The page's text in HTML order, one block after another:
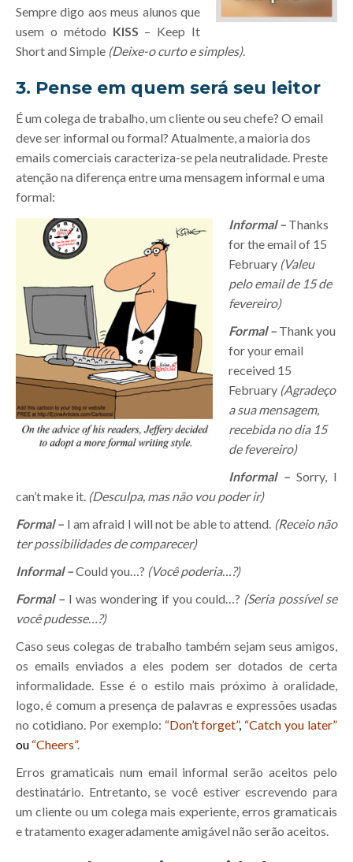
Sempre digo aos meus alunos que
usem o método KISS – Keep It
Short and Simple (Deixe-o curto e simples).
3. Pense em quem será seu leitor
É um colega de trabalho, um cliente ou seu chefe? O email
deve ser informal ou formal? Atualmente, a maioria dos
emails comerciais caracteriza-se pela neutralidade. Preste
atenção na diferença entre uma mensagem informal e uma
formal:
Informal – Thanks
for the email of 15
February (Valeu
pelo email de 15 de
fevereiro)
Formal – Thank you
for your email
received 15
February (Agradeço
a sua mensagem,
recebida no dia 15
de fevereiro)
Informal – Sorry, I
can’t make it. (Desculpa, mas não vou poder ir)
Formal – I am afraid I will not be able to attend. (Receio não
ter possibilidades de comparecer)
Informal –Could you…? (Você poderia…?)
Formal – I was wondering if you could…? (Seria possível se
você pudesse…?)
Caso seus colegas de trabalho também sejam seus amigos,
os emails enviados a eles podem ser dotados de certa
informalidade. Esse é o estilo mais próximo à oralidade,
logo, é comum a presença de palavras e expressões usadas
no cotidiano. Por exemplo: “Don’t forget”, “Catch you later”
ou “Cheers”.
Erros gramaticais num email informal serão aceitos pelo
destinatário. Entretanto, se você estiver escrevendo para
um cliente ou um colega mais experiente, erros gramaticais
e tratamento exageradamente amigável não serão aceitos.